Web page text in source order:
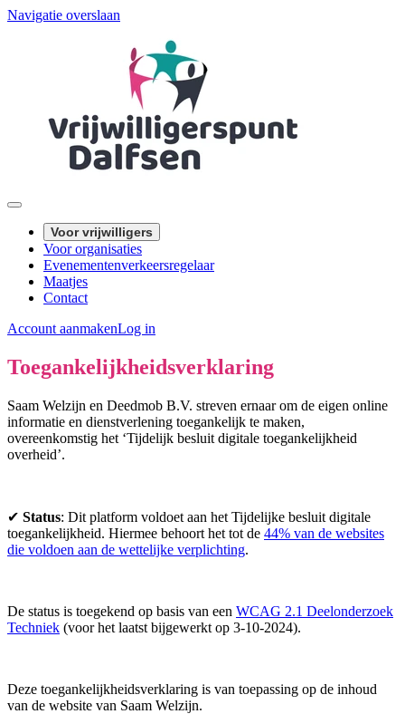
Navigatie overslaan
Voor vrijwilligers
Voor organisaties
Evenementenverkeersregelaar
Maatjes
Contact
Account aanmakenLog in
Toegankelijkheidsverklaring
Saam Welzijn en Deedmob B.V. streven ernaar om de eigen online
informatie en dienstverlening toegankelijk te maken,
overeenkomstig het ‘Tijdelijk besluit digitale toegankelijkheid
overheid’.
✔ Status: Dit platform voldoet aan het Tijdelijke besluit digitale
toegankelijkheid. Hiermee behoort het tot de 44% van de websites
die voldoen aan de wettelijke verplichting.
De status is toegekend op basis van een WCAG 2.1 Deelonderzoek
Techniek (voor het laatst bijgewerkt op 3-10-2024).
Deze toegankelijkheidsverklaring is van toepassing op de inhoud
van de website van Saam Welzijn.